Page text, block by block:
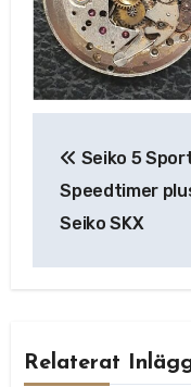
Seiko 5
Speedtimer
Seiko SKX
Relaterat